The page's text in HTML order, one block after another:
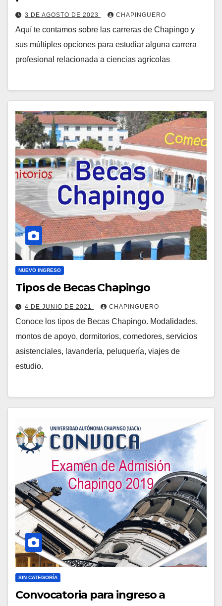
3 DE AGOSTO DE 2023 CHAPINGUERO
Aquí te contamos sobre las carreras de Chapingo y
sus múltiples opciones para estudiar alguna carrera
profesional relacionada a ciencias agrícolas
NUEVO INGRESO
Tipos de Becas Chapingo
4 DE JUNIO DE 2021 CHAPINGUERO
Conoce los tipos de Becas Chapingo. Modalidades,
montos de apoyo, dormitorios, comedores, servicios
asistenciales, lavandería, peluquería, viajes de
estudio.
SIN CATEGORÍA
Convocatoria para ingreso a